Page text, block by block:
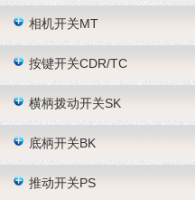
相机开关MT
按键开关CDR/TC
横柄拨动开关SK
底柄开关BK
推动开关PS